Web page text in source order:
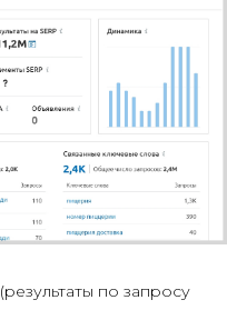
(результаты по запросу